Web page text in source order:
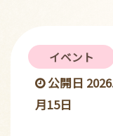
イベント
公開日
月15日